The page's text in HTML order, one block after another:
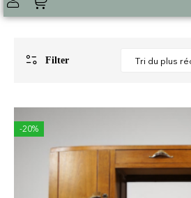
Filter
-20%